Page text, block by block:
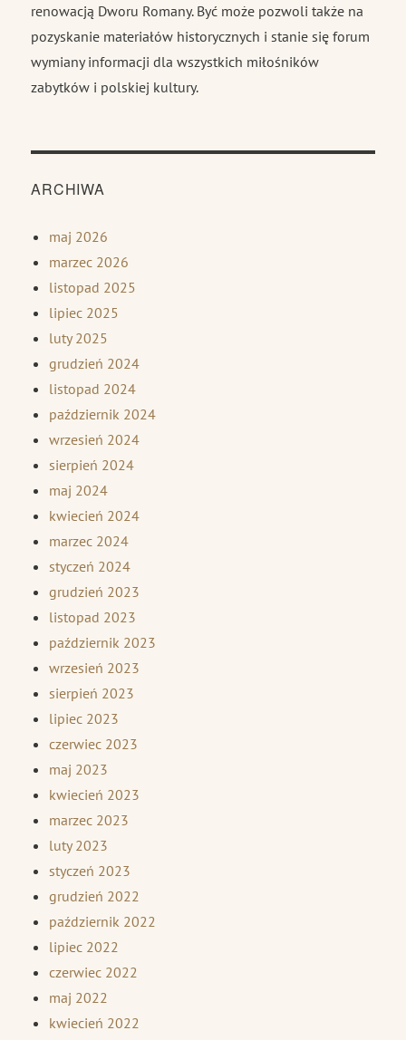
renowacją Dworu Romany. Być może pozwoli także na
pozyskanie materiałów historycznych i stanie się forum
wymiany informacji dla wszystkich miłośników
zabytków i polskiej kultury.
ARCHIWA
maj 2026
marzec 2026
listopad 2025
lipiec 2025
luty 2025
grudzień 2024
listopad 2024
październik 2024
wrzesień 2024
sierpień 2024
maj 2024
kwiecień 2024
marzec 2024
styczeń 2024
grudzień 2023
listopad 2023
październik 2023
wrzesień 2023
sierpień 2023
lipiec 2023
czerwiec 2023
maj 2023
kwiecień 2023
marzec 2023
luty 2023
styczeń 2023
grudzień 2022
październik 2022
lipiec 2022
czerwiec 2022
maj 2022
kwiecień 2022